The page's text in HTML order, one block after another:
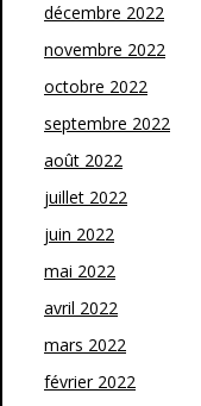
décembre 2022
novembre 2022
octobre 2022
septembre 2022
août 2022
juillet 2022
juin 2022
mai 2022
avril 2022
mars 2022
février 2022